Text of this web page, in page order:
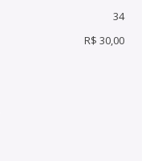
34
R$ 30,00